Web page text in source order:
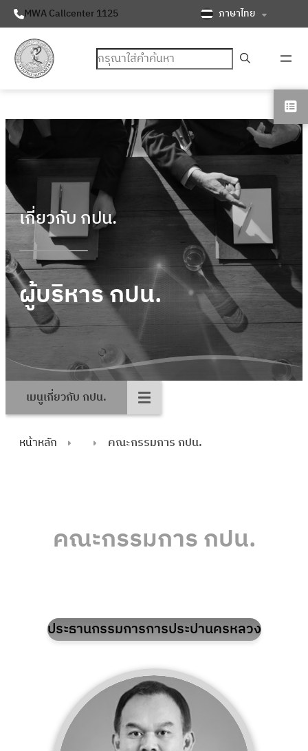
MWA Callcenter 1125 ภาษาไทย
ค้นหา
เกี่ยวกับ กปน.
ผู้บริหาร กปน.
เมนูเกี่ยวกับ กปน.
หน้าหลัก คณะกรรมการ กปน.
คณะกรรมการ กปน.
ประธานกรรมการการประปานครหลวง